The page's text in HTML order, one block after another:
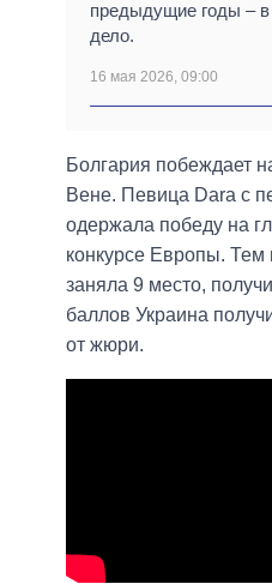
предыдущие годы –
дело.
16 мая 2026, 09:00
Болгария побеждает
Вене. Певица Dara с
одержала победу на
конкурсе Европы.
заняла 9 место,
баллов Украина
от жюри.